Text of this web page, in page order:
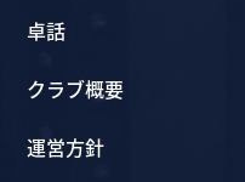
卓話
クラブ概要
運営方針